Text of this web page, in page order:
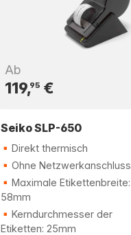
Ab
119,95€
Seiko SLP-650
Direkt thermisch
Ohne Netzwerkanschluss
Maximale Etikettenbreite:
58mm
Kerndurchmesser der
Etiketten: 25mm